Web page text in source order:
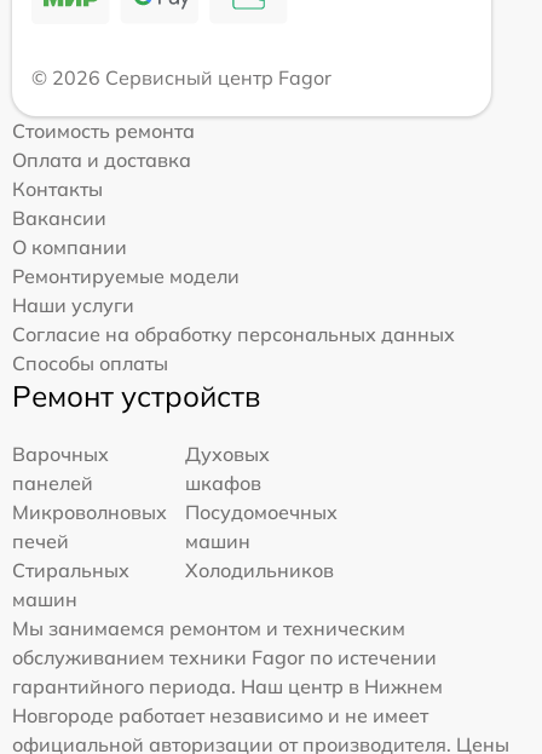
© 2026 Сервисный центр Fagor
Стоимость ремонта
Оплата и доставка
Контакты
Вакансии
О компании
Ремонтируемые модели
Наши услуги
Согласие на обработку персональных данных
Способы оплаты
Ремонт устройств
Варочных
панелей
Духовых
шкафов
Микроволновых
печей
Посудомоечных
машин
Стиральных
машин
Холодильников
Мы занимаемся ремонтом и техническим
обслуживанием техники Fagor по истечении
гарантийного периода. Наш центр в Нижнем
Новгороде работает независимо и не имеет
официальной авторизации от производителя. Цены